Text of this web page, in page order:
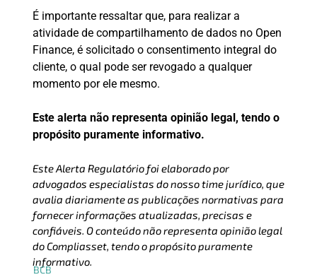
É importante ressaltar que, para realizar a
atividade de compartilhamento de dados no Open
Finance, é solicitado o consentimento integral do
cliente, o qual pode ser revogado a qualquer
momento por ele mesmo.
Este alerta não representa opinião legal, tendo o
propósito puramente informativo.
Este Alerta Regulatório foi elaborado por
advogados especialistas do nosso time jurídico, que
avalia diariamente as publicações normativas para
fornecer informações atualizadas, precisas e
confiáveis. O conteúdo não representa opinião legal
do Compliasset, tendo o propósito puramente
informativo.
BCB